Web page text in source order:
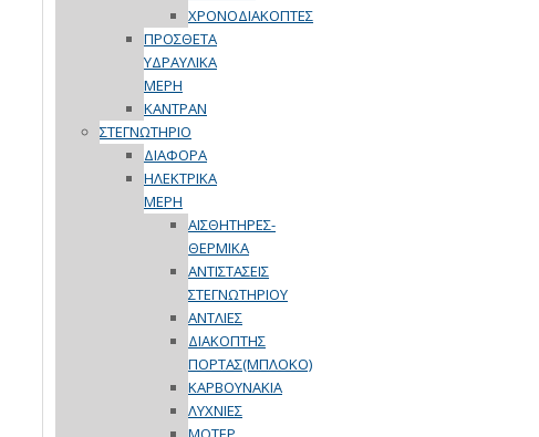
ΧΡΟΝΟΔΙΑΚΟΠΤΕΣ
ΠΡΟΣΘΕΤΑ
ΥΔΡΑΥΛΙΚΑ
ΜΕΡΗ
ΚΑΝΤΡΑΝ
ΣΤΕΓΝΩΤΗΡΙΟ
ΔΙΑΦΟΡΑ
ΗΛΕΚΤΡΙΚΑ
ΜΕΡΗ
ΑΙΣΘΗΤΗΡΕΣ-
ΘΕΡΜΙΚΑ
ΑΝΤΙΣΤΑΣΕΙΣ
ΣΤΕΓΝΩΤΗΡΙΟΥ
ΑΝΤΛΙΕΣ
ΔΙΑΚΟΠΤΗΣ
ΠΟΡΤΑΣ(ΜΠΛΟΚΟ)
ΚΑΡΒΟΥΝΑΚΙΑ
ΛΥΧΝΙΕΣ